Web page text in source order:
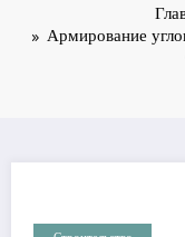
Армирование